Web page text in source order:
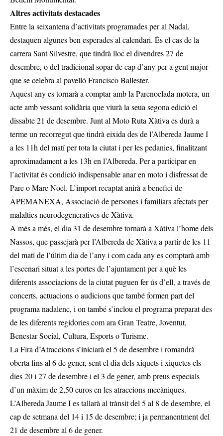
Altres activitats destacades
Entre la seixantena d’activitats programades per al Nadal,
destaquen algunes ben esperades al calendari. És el cas de la
carrera Sant Silvestre, que tindrà lloc el divendres 27 de
desembre, o del tradicional sopar de cap d’any per a gent major
que se celebra al pavelló Francisco Ballester.
Aquest any es tornarà a comptar amb la Parenoelada motera, un
acte amb vessant solidària que viurà la seua segona edició el
dissabte 21 de desembre. Junt al Moto Ruta Xàtiva es durà a
terme un recorregut que tindrà eixida des de l’Albereda Jaume I
a les 11h del matí per tota la ciutat i per les pedanies, finalitzant
aproximadament a les 13h en l’Albereda. Per a participar en
l’activitat és condició indispensable anar en moto i disfressat de
Pare o Mare Noel. L’import recaptat anirà a benefici de
APEMANEXA, Associació de persones i familiars afectats per
malalties neurodegeneratives de Xàtiva.
A més a més, el dia 31 de desembre tornarà a Xàtiva l’home dels
Nassos, que passejarà per l’Albereda de Xàtiva a partir de les 11
del matí de l’últim dia de l’any i com cada any es comptarà amb
l’escenari situat a les portes de l’ajuntament per a què les
diferents associacions de la ciutat puguen fer ús d’ell, a través de
concerts, actuacions o audicions que també formen part del
programa nadalenc, i on també s’inclou el programa preparat des
de les diferents regidories com ara Gran Teatre, Joventut,
Benestar Social, Cultura, Esports o Turisme.
La Fira d’Atraccions s’iniciarà el 5 de desembre i romandrà
oberta fins al 6 de gener, sent el dia dels xiquets i xiquetes els
dies 20 i 27 de desembre i el 3 de gener, amb preus especials
d’un màxim de 2,50 euros en les atraccions mecàniques.
L’Albereda Jaume I es tallarà al trànsit del 5 al 8 de desembre, el
cap de setmana del 14 i 15 de desembre; i ja permanentment del
21 de desembre al 6 de gener.